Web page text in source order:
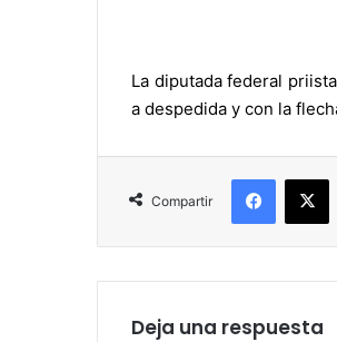
La diputada federal
a despedida y con la
Compartir
X
Deja una respuesta